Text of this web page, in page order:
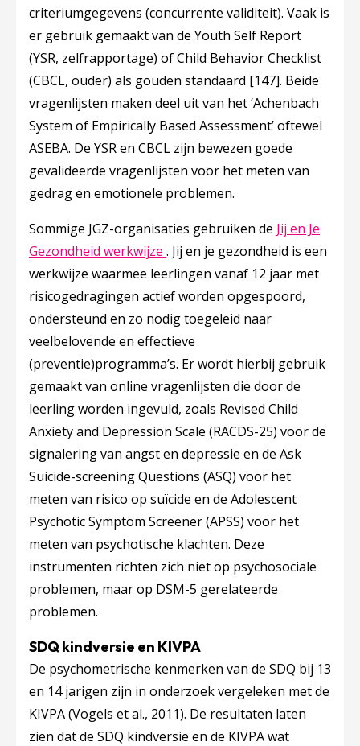
criteriumgegevens (concurrente validiteit). Vaak is
er gebruik gemaakt van de Youth Self Report
(YSR, zelfrapportage) of Child Behavior Checklist
(CBCL, ouder) als gouden standaard [147]. Beide
vragenlijsten maken deel uit van het ‘Achenbach
System of Empirically Based Assessment’ oftewel
ASEBA. De YSR en CBCL zijn bewezen goede
gevalideerde vragenlijsten voor het meten van
gedrag en emotionele problemen.
Sommige JGZ-organisaties gebruiken de Jij en Je
Gezondheid werkwijze Deze linkt opent in een nieuw
. Jij en je gezondheid is een
werkwijze waarmee leerlingen vanaf 12 jaar met
risicogedragingen actief worden opgespoord,
ondersteund en zo nodig toegeleid naar
veelbelovende en effectieve
(preventie)programma’s. Er wordt hierbij gebruik
gemaakt van online vragenlijsten die door de
leerling worden ingevuld, zoals Revised Child
Anxiety and Depression Scale (RACDS-25) voor de
signalering van angst en depressie en de Ask
Suicide-screening Questions (ASQ) voor het
meten van risico op suïcide en de Adolescent
Psychotic Symptom Screener (APSS) voor het
meten van psychotische klachten. Deze
instrumenten richten zich niet op psychosociale
problemen, maar op DSM-5 gerelateerde
problemen.
SDQ kindversie en KIVPA
De psychometrische kenmerken van de SDQ bij 13
en 14 jarigen zijn in onderzoek vergeleken met de
KIVPA (Vogels et al., 2011). De resultaten laten
zien dat de SDQ kindversie en de KIVPA wat